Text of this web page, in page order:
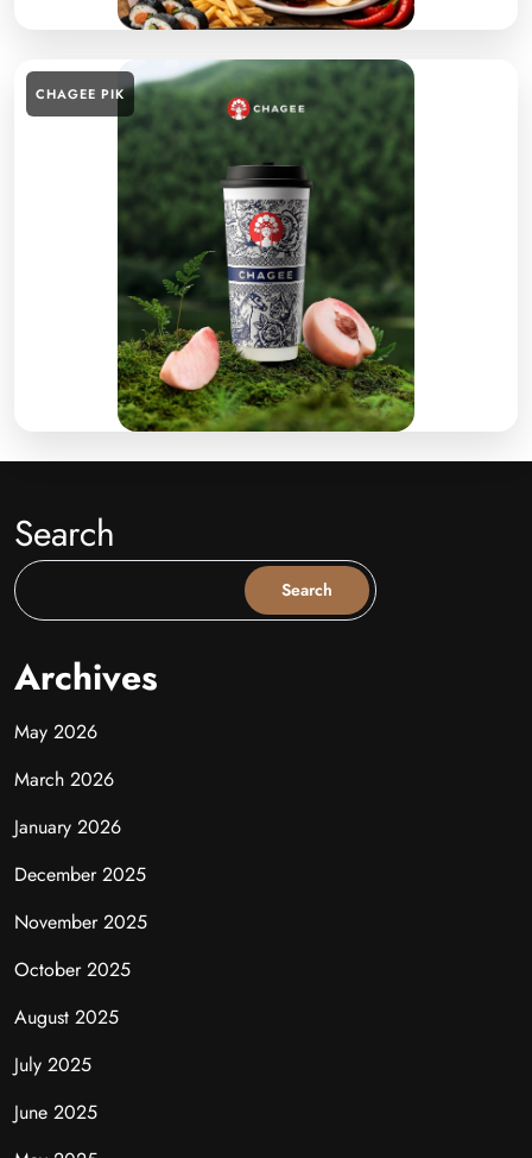
CHAGEE PIK
Search
Search
Archives
May 2026
March 2026
January 2026
December 2025
November 2025
October 2025
August 2025
July 2025
June 2025